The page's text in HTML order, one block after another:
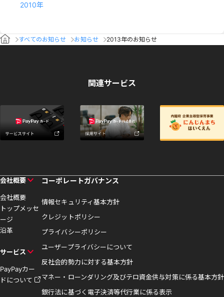
2010年
すべてのお知らせ お知らせ 2013年のお知らせ
関連サービス
会社概要
会社概要
トップメッセ
ージ
沿革
サービス
PayPayカー
ドについて
コーポレートガバナンス
情報セキュリティ基本方針
クレジットポリシー
プライバシーポリシー
ユーザープライバシーについて
反社会的勢力に対する基本方針
マネー・ローンダリング及びテロ資金供与対策に係る基本方針
銀行法に基づく電子決済等代行業に係る表示